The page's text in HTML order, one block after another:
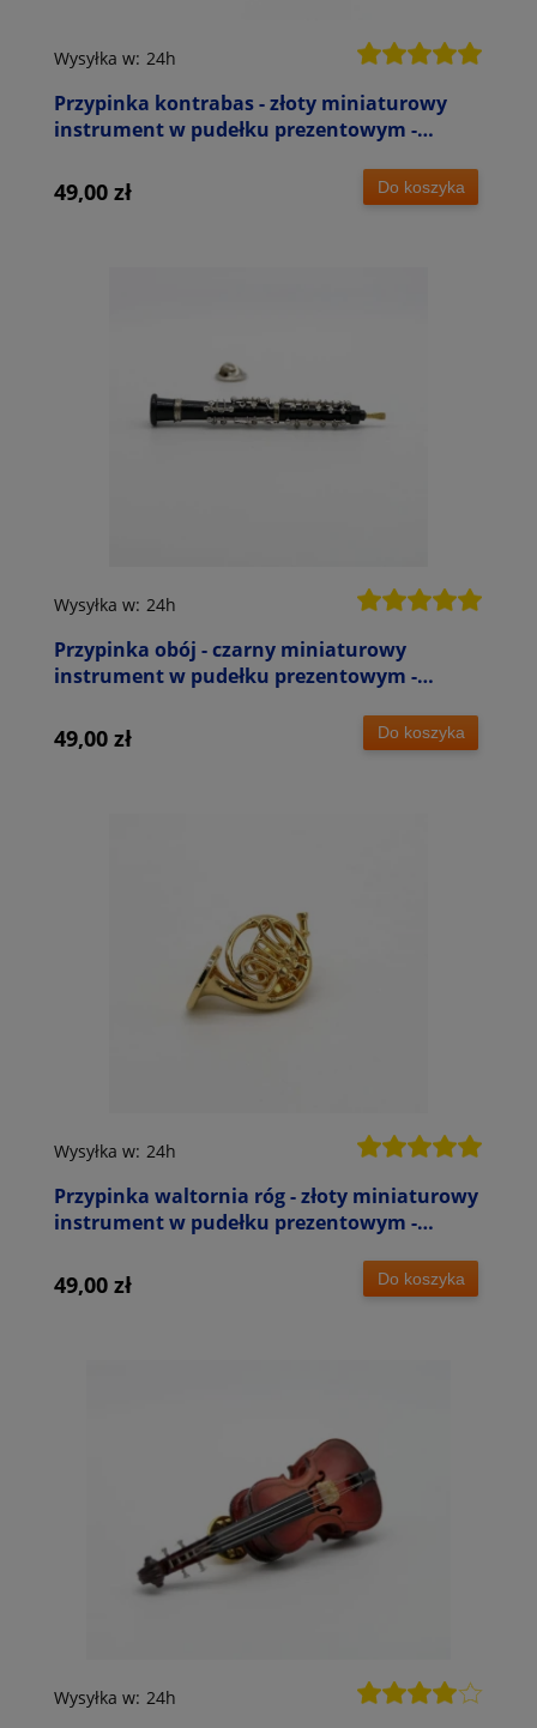
Przypinka kontrabas - złoty miniaturowy
instrument w pudełku prezentowym -
Wysyłka w: 24h
49,00 zł Do koszyka
Przypinka obój - czarny miniaturowy
instrument w pudełku prezentowym -
Wysyłka w: 24h
49,00 zł Do koszyka
Przypinka waltornia róg - złoty miniaturowy
instrument w pudełku prezentowym -
Wysyłka w: 24h
49,00 zł Do koszyka
Wysyłka w: 24h